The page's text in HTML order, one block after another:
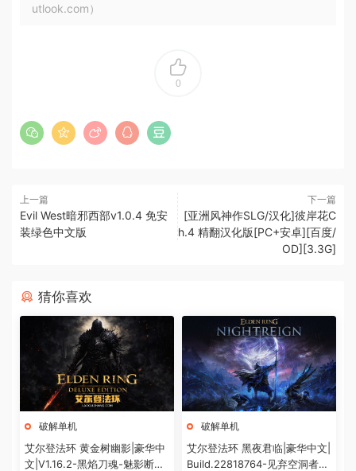
utlook.com）
0
上一篇
Evil West暗邪西部v1.0.4 免安
装绿色中文版
下一篇
[亚洲风神作SLG/汉化]彼岸花C
h.4 精翻汉化版[PC+安卓][百度/
OD][3.3G]
猜你喜欢
破解单机
艾尔登法环 黄金树幽影|豪华中
文|V1.16.2-黑焰刀魂-魅影断弦
破解单机
艾尔登法环 黑夜君临|豪华中文|
Build.22818764-见弃空洞者DL